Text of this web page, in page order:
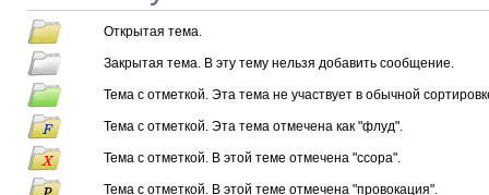
Открытая тема.
Закрытая тема. В эту тему нельзя добавить сообщение.
Тема с отметкой. Эта тема не участвует в обычной
Тема с отметкой. Эта тема отмечена как "флуд".
Тема с отметкой. В этой теме отмечена "ссора".
Тема с отметкой. В этой теме отмечена "провокация".